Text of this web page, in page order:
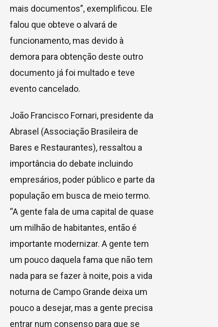
mais documentos”, exemplificou. Ele
falou que obteve o alvará de
funcionamento, mas devido à
demora para obtenção deste outro
documento já foi multado e teve
evento cancelado.
João Francisco Fornari, presidente da
Abrasel (Associação Brasileira de
Bares e Restaurantes), ressaltou a
importância do debate incluindo
empresários, poder público e parte da
população em busca de meio termo.
“A gente fala de uma capital de quase
um milhão de habitantes, então é
importante modernizar. A gente tem
um pouco daquela fama que não tem
nada para se fazer à noite, pois a vida
noturna de Campo Grande deixa um
pouco a desejar, mas a gente precisa
entrar num consenso para que se